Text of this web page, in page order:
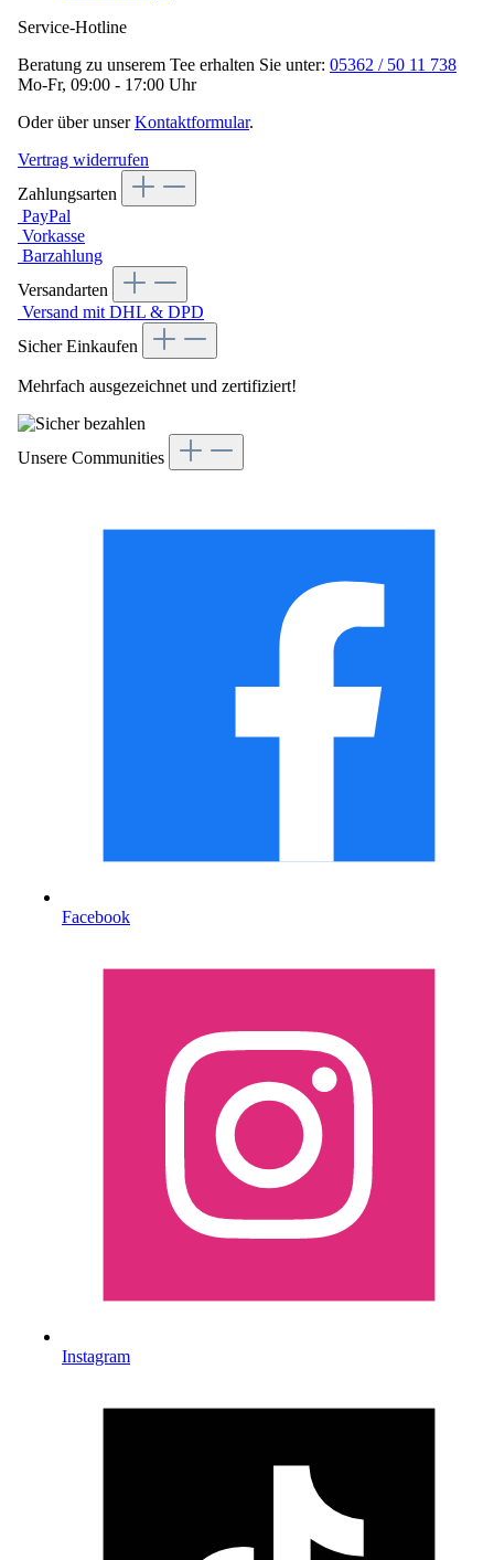
Service-Hotline
Beratung zu unserem Tee erhalten Sie unter: 05362 / 50 11 738
Mo-Fr, 09:00 - 17:00 Uhr
Oder über unserKontaktformular.
Vertrag widerrufen
Zahlungsarten
PayPal
Vorkasse
Barzahlung
Versandarten
Versand mit DHL & DPD
Sicher Einkaufen
Mehrfach ausgezeichnet und zertifiziert!
Unsere Communities
Facebook
Instagram